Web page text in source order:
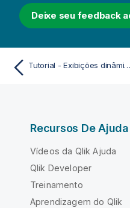
Deixe seu feedback
Tutorial - Exibições dinâmicas
Recursos De Ajuda
Vídeos da Qlik Ajuda
Qlik Developer
Treinamento
Aprendizagem do Qlik